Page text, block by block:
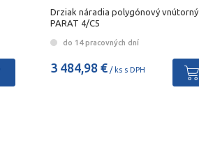
Drziak náradia polygónový vnútorný
PARAT 4/C5
do 14 pracovných dní
3 484,98 €/ ks s DPH